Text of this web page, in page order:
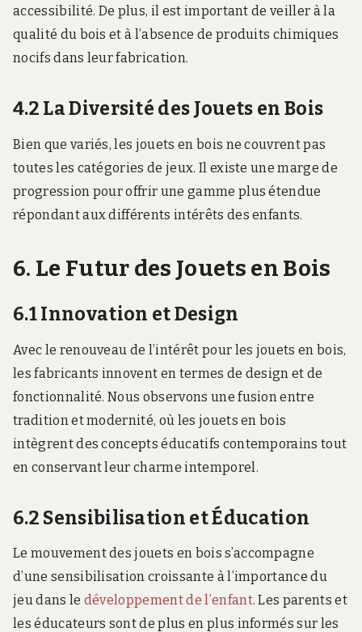
accessibilité. De plus, il est important de veiller à la
qualité du bois et à l’absence de produits chimiques
nocifs dans leur fabrication.
4.2 La Diversité des Jouets en Bois
Bien que variés, les jouets en bois ne couvrent pas
toutes les catégories de jeux. Il existe une marge de
progression pour offrir une gamme plus étendue
répondant aux différents intérêts des enfants.
6. Le Futur des Jouets en Bois
6.1 Innovation et Design
Avec le renouveau de l’intérêt pour les jouets en bois,
les fabricants innovent en termes de design et de
fonctionnalité. Nous observons une fusion entre
tradition et modernité, où les jouets en bois
intègrent des concepts éducatifs contemporains tout
en conservant leur charme intemporel.
6.2 Sensibilisation et Éducation
Le mouvement des jouets en bois s’accompagne
d’une sensibilisation croissante à l’importance du
jeu dans le développement de l’enfant. Les parents et
les éducateurs sont de plus en plus informés sur les